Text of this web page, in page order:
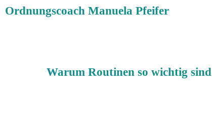
Ordnungscoach Manuela Pfeifer
Warum Routinen so wichtig sind